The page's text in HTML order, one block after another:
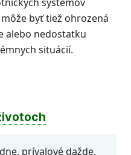
byť tiež ohrozená
alebo nedostatku
situácií.
prívalové dažde,